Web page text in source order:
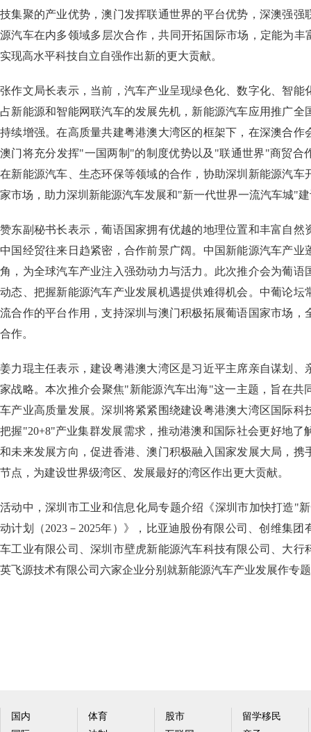
技集聚的产业优势，澳门发挥联通世界的平台优势，深澳强强
源汽车在内多领域多层次合作，共同开拓国际市场，定能为
实现高水平科技自立自强作出新的更大贡献。
张作文局长表示，当前，汽车产业呈现绿色化、数字化、智能
占新能源和智能网联汽车的发展先机，新能源汽车应用推广全
持续增强。在高质量共建粤港澳大湾区的框架下，在深澳合作
澳门将充分发挥"一国两制"的制度优势以及"联通世界"商贸合
在新能源汽车、生态环保等领域的合作，协助深圳新能源汽车
家市场，助力深圳新能源汽车发展和"新一代世界一流汽车城"
赞东副秘书长表示，葡语国家拥有优越的地理位置和丰富自然
中国经贸往来日趋紧密，合作前景广阔。中国新能源汽车产业
角，为全球汽车产业注入强劲动力与活力。此次推介会为葡语
动态、把握新能源汽车产业发展机遇提供难得机会。中葡论坛
流合作的平台作用，支持深圳与澳门积极拓展葡语国家市场，
合作。
姜力琨主任表示，建设粤港澳大湾区是习近平主席亲自谋划、
家战略。本次推介会聚焦"新能源汽车出海"这一主题，旨在共
车产业高质量发展。深圳将紧紧围绕建设粤港澳大湾区国际科
把握"20+8"产业集群发展需求，推动港澳和国际社会更好地了
和未来发展方向，促进香港、澳门积极融入国家发展大局，携
节点，为建设世界级湾区、发展最好的湾区作出更大贡献。
活动中，深圳市工业和信息化局专题介绍《深圳市加快打造"
动计划（2023－2025年）》，比亚迪股份有限公司、创维集
车工业有限公司、深圳市壁虎新能源汽车科技有限公司、大行
英飞源技术有限公司六家企业分别就新能源汽车产业发展作专
国内
体育
股市
留学移民